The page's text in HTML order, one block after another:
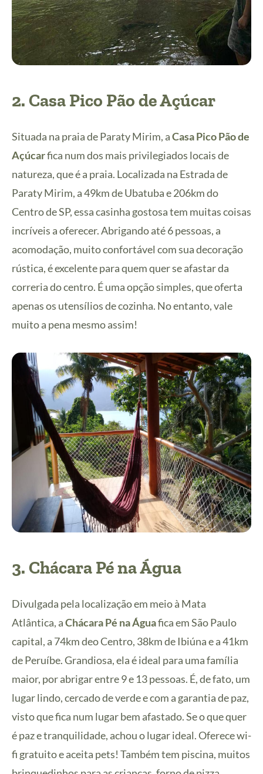
2.Casa Pico Pão de Açúcar
Situada na praia de Paraty Mirim, aCasa Pico Pão de
Açúcarfica num dos mais privilegiados locais de
natureza, que é a praia. Localizada na Estrada de
Paraty Mirim, a 49km de Ubatuba e 206km do
Centro de SP, essa casinha gostosa tem muitas coisas
incríveis a oferecer. Abrigando até 6 pessoas, a
acomodação, muito confortável com sua decoração
rústica, é excelente para quem quer se afastar da
correria do centro. É uma opção simples, que oferta
apenas os utensílios de cozinha. No entanto, vale
muito a pena mesmo assim!
3.Chácara Pé na Água
Divulgada pela localização em meio à Mata
Atlântica, aChácara Pé na Águafica em São Paulo
capital, a 74km deo Centro, 38km de Ibiúna e a 41km
de Peruíbe. Grandiosa, ela é ideal para uma família
maior, por abrigar entre 9 e 13 pessoas. É, de fato, um
lugar lindo, cercado de verde e com a garantia de paz,
visto que fica num lugar bem afastado. Se o que quer
é paz e tranquilidade, achou o lugar ideal. Oferece wi-
fi gratuito e aceita pets! Também tem piscina, muitos